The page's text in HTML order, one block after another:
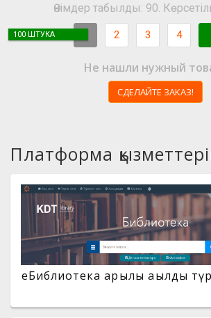
100 ШТУКА
Өнімдер табылды: 90.
2 3 4
Не нашли нужный
СДЕЛАЙТЕ ЗАКАЗ!
Платформа
eБиблиотека арқылы ақылды